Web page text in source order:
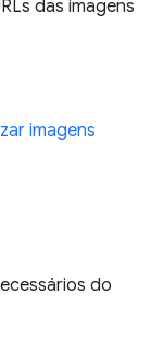
das imagens
imagens
do